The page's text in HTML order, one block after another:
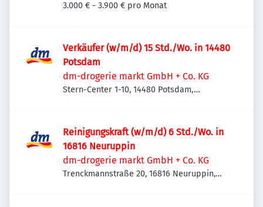
3.000 € - 3.900 € pro Monat
Verkäufer (w/m/d) 15 Std./Wo. in 14480
Potsdam
dm-drogerie markt GmbH + Co. KG
Stern-Center 1-10, 14480 Potsdam,
Reinigungskraft (w/m/d) 6 Std./Wo. in
16816 Neuruppin
dm-drogerie markt GmbH + Co. KG
Trenckmannstraße 20, 16816 Neuruppin,